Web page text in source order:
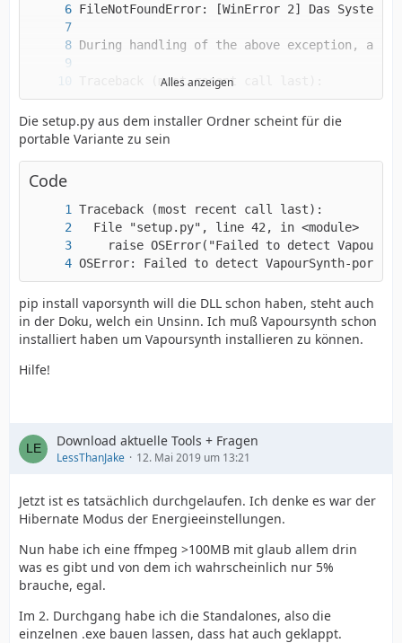
OSError: Couldn't detect vapoursynth
Alles anzeigen
Die setup.py aus dem installer Ordner scheint für die
portable Variante zu sein
Code
OSError: Failed to detect VapourSynth-
pip install vaporsynth will die DLL schon haben, steht auch
in der Doku, welch ein Unsinn. Ich muß Vapoursynth schon
installiert haben um Vapoursynth installieren zu können.
Hilfe!
Download aktuelle Tools + Fragen
LessThanJake 12. Mai 2019 um 13:21
Jetzt ist es tatsächlich durchgelaufen. Ich denke es war der
Hibernate Modus der Energieeinstellungen.
Nun habe ich eine ffmpeg >100MB mit glaub allem drin
was es gibt und von dem ich wahrscheinlich nur 5%
brauche, egal.
Im 2. Durchgang habe ich die Standalones, also die
einzelnen .exe bauen lassen, dass hat auch geklappt.